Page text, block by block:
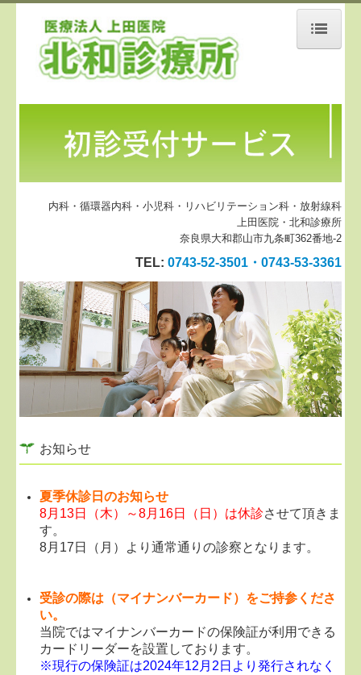
ホーム
医師のご紹介
当院のご案内
個人情報保護方針
内科・循環器内科・小児科・リハビリテーション科・放射線科
上田医院・北和診療所
奈良県大和郡山市九条町362番地-2
TEL: 0743-52-3501・ 0743-53-3361
お知らせ
夏季休診日のお知らせ
8月13日（木）～8月16日（日）は休診させて頂きま
す。
8月17日（月）より通常通りの診察となります。
受診の際は（マイナンバーカード）をご持参くださ
い。
当院ではマイナンバーカードの保険証が利用できる
カードリーダーを設置しております。
※現行の保険証は2024年12月2日より発行されなく